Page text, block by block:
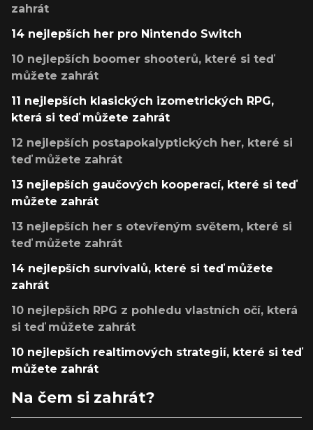
zahrát
14 nejlepších her pro Nintendo Switch
10 nejlepších boomer shooterů, které si teď
můžete zahrát
11 nejlepších klasických izometrických RPG,
která si teď můžete zahrát
12 nejlepších postapokalyptických her, které si
teď můžete zahrát
13 nejlepších gaučových kooperací, které si teď
můžete zahrát
13 nejlepších her s otevřeným světem, které si
teď můžete zahrát
14 nejlepších survivalů, které si teď můžete
zahrát
10 nejlepších RPG z pohledu vlastních očí, která
si teď můžete zahrát
10 nejlepších realtimových strategií, které si teď
můžete zahrát
Na čem si zahrát?